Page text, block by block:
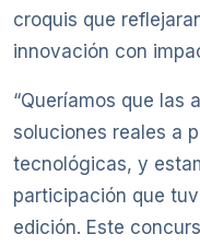
croquis que
innovación con
“Queríamos que las
soluciones reales a
tecnológicas, y
participación que
edición. Este